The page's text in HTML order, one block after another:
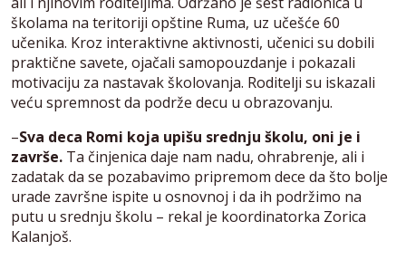
školama na teritoriji opštine Ruma, uz učešće 60
učenika. Kroz interaktivne aktivnosti, učenici su dobili
praktične savete, ojačali samopouzdanje i pokazali
motivaciju za nastavak školovanja. Roditelji su iskazali
veću spremnost da podrže decu u obrazovanju.
–Sva deca Romi koja upišu srednju školu, oni je i
završe. Ta činjenica daje nam nadu, ohrabrenje, ali i
zadatak da se pozabavimo pripremom dece da što bolje
urade završne ispite u osnovnoj i da ih podržimo na
putu u srednju školu – rekal je koordinatorka Zorica
Kalanjoš.